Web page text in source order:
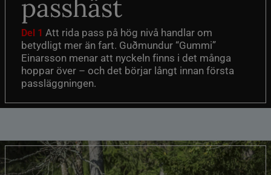
passhäst
Del 1 Att rida pass på hög nivå handlar om
betydligt mer än fart. Guðmundur “Gummi”
Einarsson menar att nyckeln finns i det många
hoppar över – och det börjar långt innan första
passläggningen.